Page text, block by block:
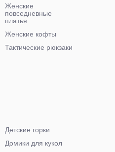
Женские
повседневные
платья
Женские кофты
Тактические рюкзаки
Детские горки
Домики для кукол